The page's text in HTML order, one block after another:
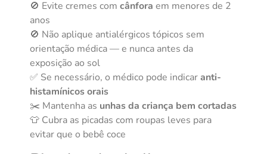
🚫 Evite cremes com cânfora em menores de 2
anos
🚫 Não aplique antialérgicos tópicos sem
orientação médica — e nunca antes da
exposição ao sol
✅ Se necessário, o médico pode indicaranti-
histamínicos orais
✂️ Mantenha as unhas da criança bem cortadas
👕 Cubra as picadas com roupas leves para
evitar que o bebê coce